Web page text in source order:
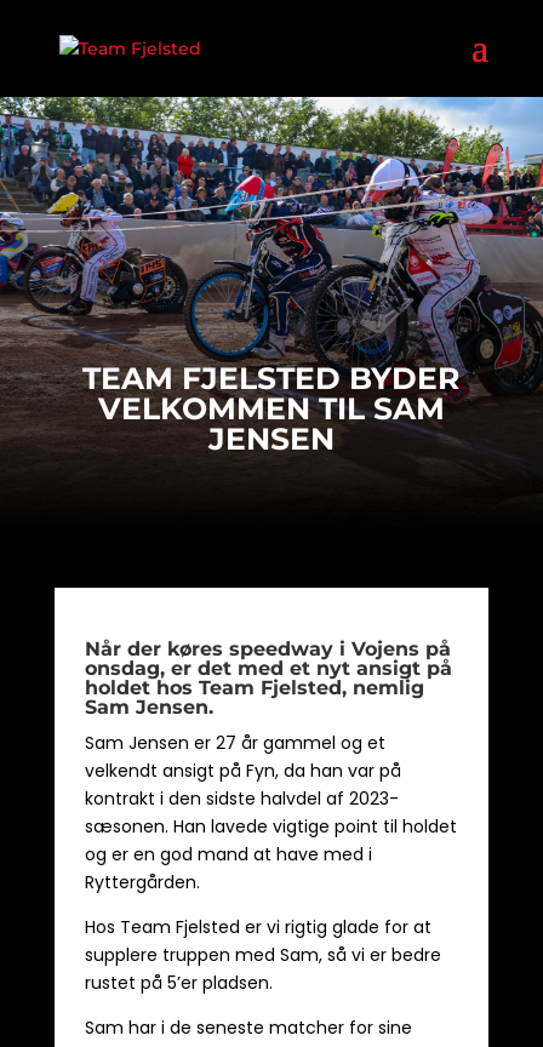
TEAM FJELSTED BYDER
VELKOMMEN TIL SAM
JENSEN
Når der køres speedway i Vojens på
onsdag, er det med et nyt ansigt på
holdet hos Team Fjelsted, nemlig
Sam Jensen.
Sam Jensen er 27 år gammel og et
velkendt ansigt på Fyn, da han var på
kontrakt i den sidste halvdel af 2023-
sæsonen. Han lavede vigtige point til holdet
og er en god mand at have med i
Ryttergården.
Hos Team Fjelsted er vi rigtig glade for at
supplere truppen med Sam, så vi er bedre
rustet på 5’er pladsen.
Sam har i de seneste matcher for sine